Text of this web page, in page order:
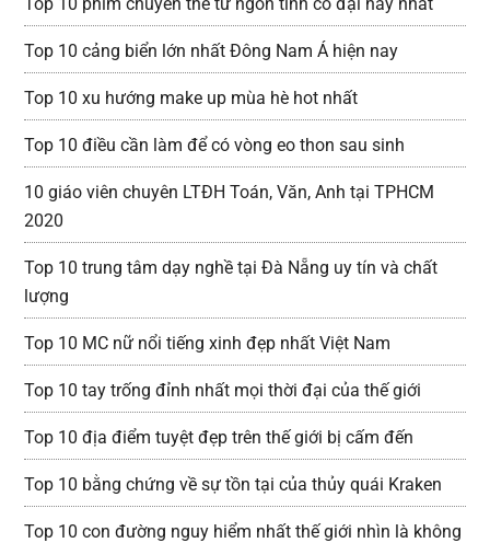
Top 10 cảng biển lớn nhất Đông Nam Á hiện nay
Top 10 xu hướng make up mùa hè hot nhất
Top 10 điều cần làm để có vòng eo thon sau sinh
10 giáo viên chuyên LTĐH Toán, Văn, Anh tại TPHCM
2020
Top 10 trung tâm dạy nghề tại Đà Nẵng uy tín và chất
lượng
Top 10 MC nữ nổi tiếng xinh đẹp nhất Việt Nam
Top 10 tay trống đỉnh nhất mọi thời đại của thế giới
Top 10 địa điểm tuyệt đẹp trên thế giới bị cấm đến
Top 10 bằng chứng về sự tồn tại của thủy quái Kraken
Top 10 con đường nguy hiểm nhất thế giới nhìn là không